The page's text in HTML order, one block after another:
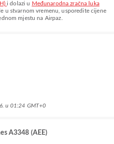
i dolazi u Međunarodna zračna luka
u stvarnom vremenu, usporedite cijene
mjestu na Airpaz.
u 01:24 GMT+0
A3348 (AEE)